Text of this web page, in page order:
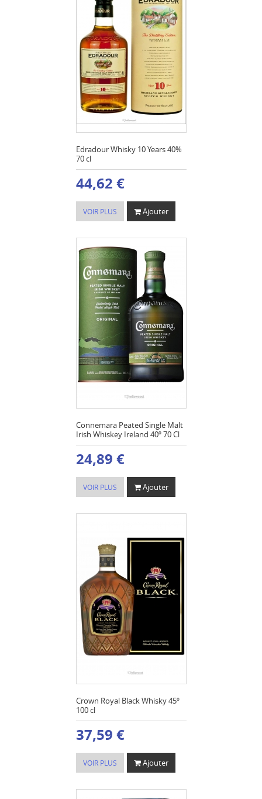
Edradour Whisky 10 Years 40%
70 cl
44,62 €
VOIR PLUS Ajouter
Connemara Peated Single Malt
Irish Whiskey Ireland 40º 70 Cl
24,89 €
VOIR PLUS Ajouter
Crown Royal Black Whisky 45º
100 cl
37,59 €
VOIR PLUS Ajouter